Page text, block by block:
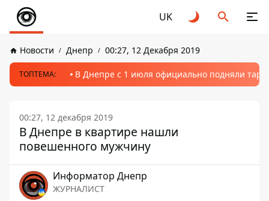
UK
Новости Днепр 00:27, 12 Декабря 2019
ТОПТЕМА: В Днепре с 1 июля официально подняли
00:27, 12 декабря 2019
В Днепре в квартире нашли
повешенного мужчину
Информатор Днепр
ЖУРНАЛИСТ